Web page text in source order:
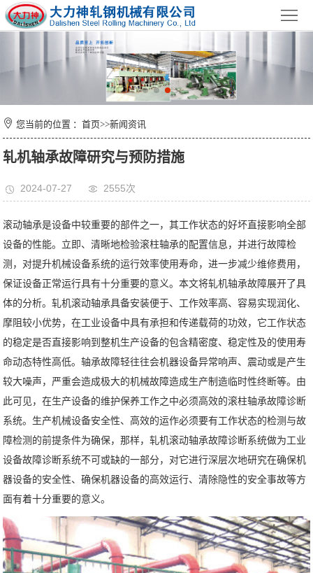
首
介
备
证
书
线
留
言
联
系
我
们
您当前的位置 ：首页>>新闻资讯
轧机轴承故障研究与预防措施
2024-07-27 2555次
滚动轴承是设备中较重要的部件之一，其工作状态的好坏直接影响全部
设备的性能。立即、清晰地检验滚柱轴承的配置信息，并进行故障检
测，对提升机械设备系统的运行效率使用寿命，进一步减少维修费用，
保证设备正常运行具有十分重要的意义。本文将轧机轴承故障展开了具
体的分析。轧机滚动轴承具备安装便于、工作效率高、容易实现润化、
摩阻较小优势，在工业设备中具有承担和传递载荷的功效，它工作状态
的稳定是否直接影响到整机生产设备的包含精密度、稳定性及的使用寿
命动态特性高低。轴承故障轻往往会机器设备异常响声、震动或是产生
较大噪声，严重会造成极大的机械故障造成生产制造临时性终断等。由
此可见，在生产设备的维护保养工作之中必须高效的滚柱轴承故障诊断
系统。生产机械设备安全性、高效的运作必须要有工作状态的检测与故
障检测的前提条件为确保，那样，轧机滚动轴承故障诊断系统做为工业
设备故障诊断系统不可或缺的一部分，对它进行深层次地研究在确保机
器设备的安全性、确保机器设备的高效运行、清除隐性的安全事故等方
面有着十分重要的意义。